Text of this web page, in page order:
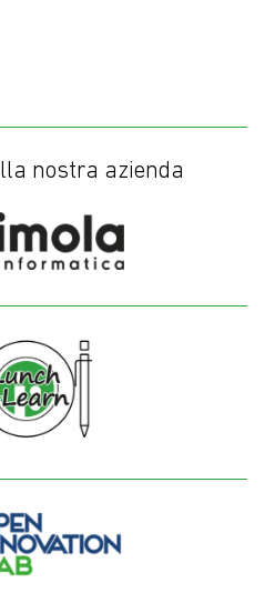
nostra azienda